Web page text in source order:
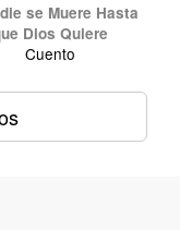
se Muere Hasta
Dios Quiere
Cuento